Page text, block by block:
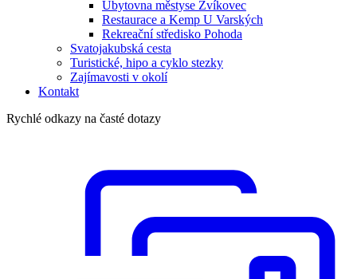
Ubytovna městyse Zvíkovec
Restaurace a Kemp U Varských
Rekreační středisko Pohoda
Svatojakubská cesta
Turistické, hipo a cyklo stezky
Zajímavosti v okolí
Kontakt
Rychlé odkazy na časté dotazy